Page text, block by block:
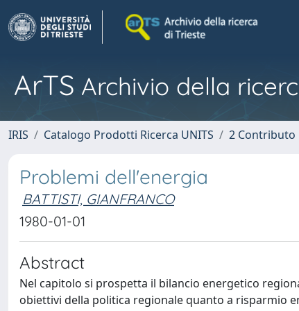
ArTS Archivio della
IRIS Catalogo Prodotti Ricerca UNITS 2 Contributo
Problemi dell'energia
BATTISTI, GIANFRANCO
1980-01-01
Abstract
Nel capitolo si prospetta il bilancio energetico
obiettivi della politica regionale quanto a risparmio